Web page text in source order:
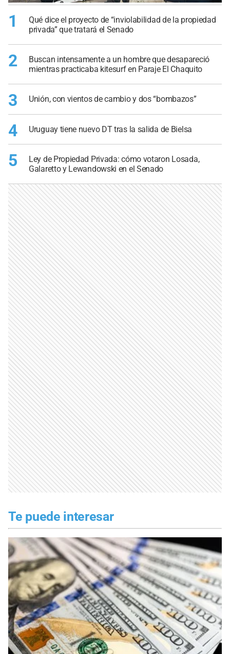
1
Qué dice el proyecto de “inviolabilidad de la propiedad
privada” que tratará el Senado
2
Buscan intensamente a un hombre que desapareció
mientras practicaba kitesurf en Paraje El Chaquito
3 Unión, con vientos de cambio y dos “bombazos”
4 Uruguay tiene nuevo DT tras la salida de Bielsa
5
Ley de Propiedad Privada: cómo votaron Losada,
Galaretto y Lewandowski en el Senado
Te puede interesar